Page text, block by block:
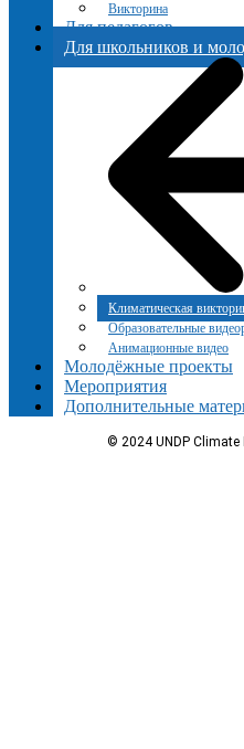
Викторина
Для педагогов
Для школьников и
Климатическая
Образовательные
Анимационные видео
Молодёжные проекты
Мероприятия
Дополнительные
© 2024 UNDP